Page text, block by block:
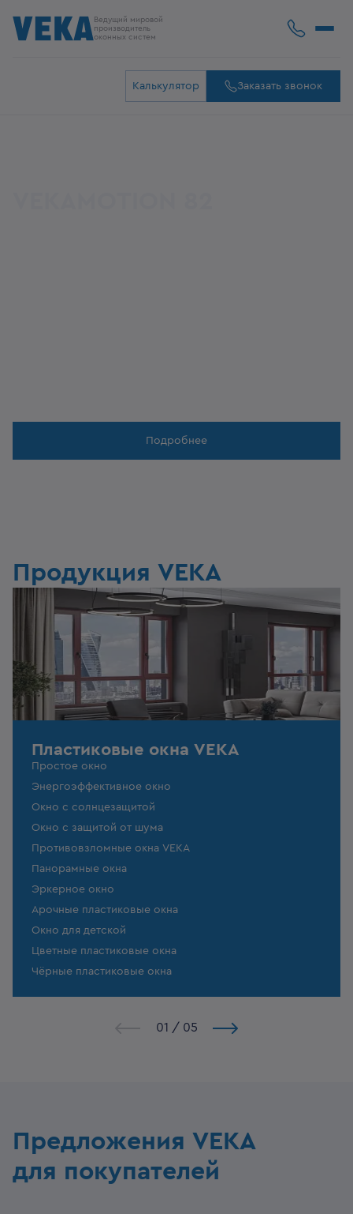
Ведущий мировой
производитель
оконных систем
Калькулятор Заказать звонок
Подробнее
Продукция VEKA
Пластиковые окна VEKA
Простое окно
Энергоэффективное окно
Окно с солнцезащитой
Окно с защитой от шума
Противовзломные окна VEKA
Панорамные окна
Эркерное окно
Арочные пластиковые окна
Окно для детской
Цветные пластиковые окна
Чёрные пластиковые окна
1 / 5
Предложения VEKA
для покупателей